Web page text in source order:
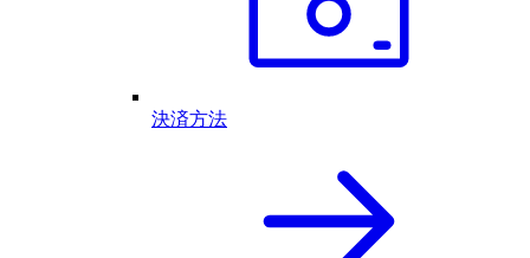
決済方法